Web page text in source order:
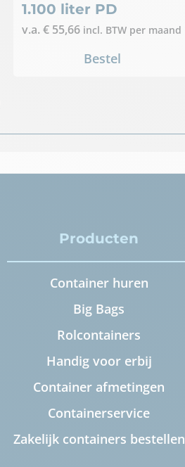
1.100 liter PD
v.a.€ 55,66 incl. BTW per maand
Bestel
Producten
Container huren
Big Bags
Rolcontainers
Handig voor erbij
Container afmetingen
Containerservice
Zakelijk containers bestellen